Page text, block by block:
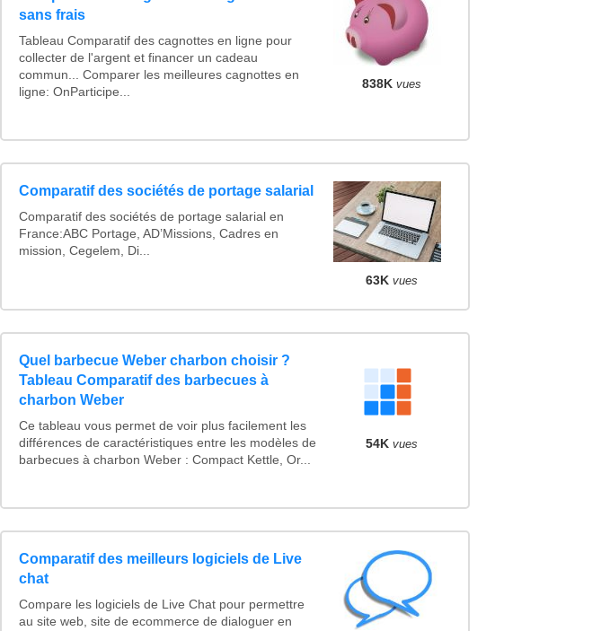
sans frais
Tableau Comparatif des cagnottes en ligne pour
collecter de l'argent et financer un cadeau
commun... Comparer les meilleures cagnottes en
ligne: OnParticipe...
838K vues
Comparatif des sociétés de portage salarial
Comparatif des sociétés de portage salarial en
France:ABC Portage, AD’Missions, Cadres en
mission, Cegelem, Di...
63K vues
Quel barbecue Weber charbon choisir ?
Tableau Comparatif des barbecues à
charbon Weber
Ce tableau vous permet de voir plus facilement les
différences de caractéristiques entre les modèles de
barbecues à charbon Weber : Compact Kettle, Or...
54K vues
Comparatif des meilleurs logiciels de Live
chat
Compare les logiciels de Live Chat pour permettre
au site web, site de ecommerce de dialoguer en